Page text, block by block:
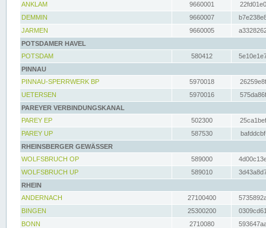
ANKLAM
9660001
DEMMIN
9660007
JARMEN
9660005
POTSDAMER HAVEL
POTSDAM
580412
PINNAU
PINNAU-SPERRWERK BP
5970018
UETERSEN
5970016
PAREYER VERBINDUNGSKANAL
PAREY EP
502300
PAREY UP
587530
RHEINSBERGER GEWÄSSER
WOLFSBRUCH OP
589000
WOLFSBRUCH UP
589010
RHEIN
ANDERNACH
27100400
BINGEN
25300200
BONN
2710080